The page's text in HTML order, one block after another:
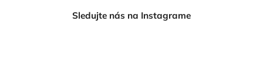
Sledujte nás na Instagrame